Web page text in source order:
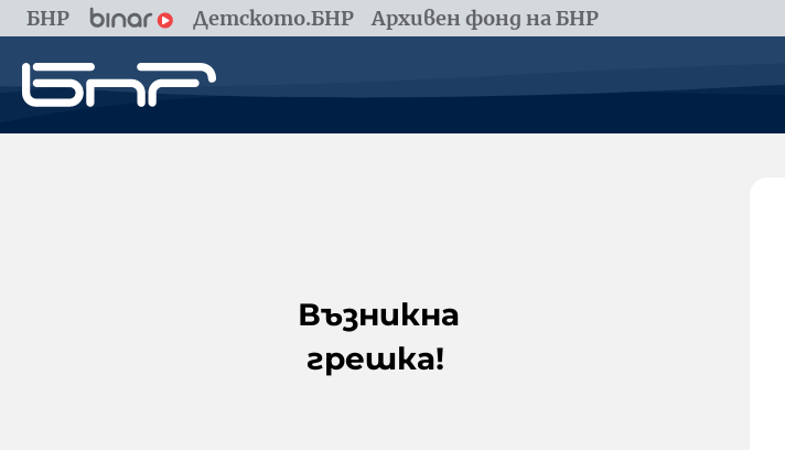
БНР Детското.БНР Архивен фонд на БНР
Възникна
грешка!